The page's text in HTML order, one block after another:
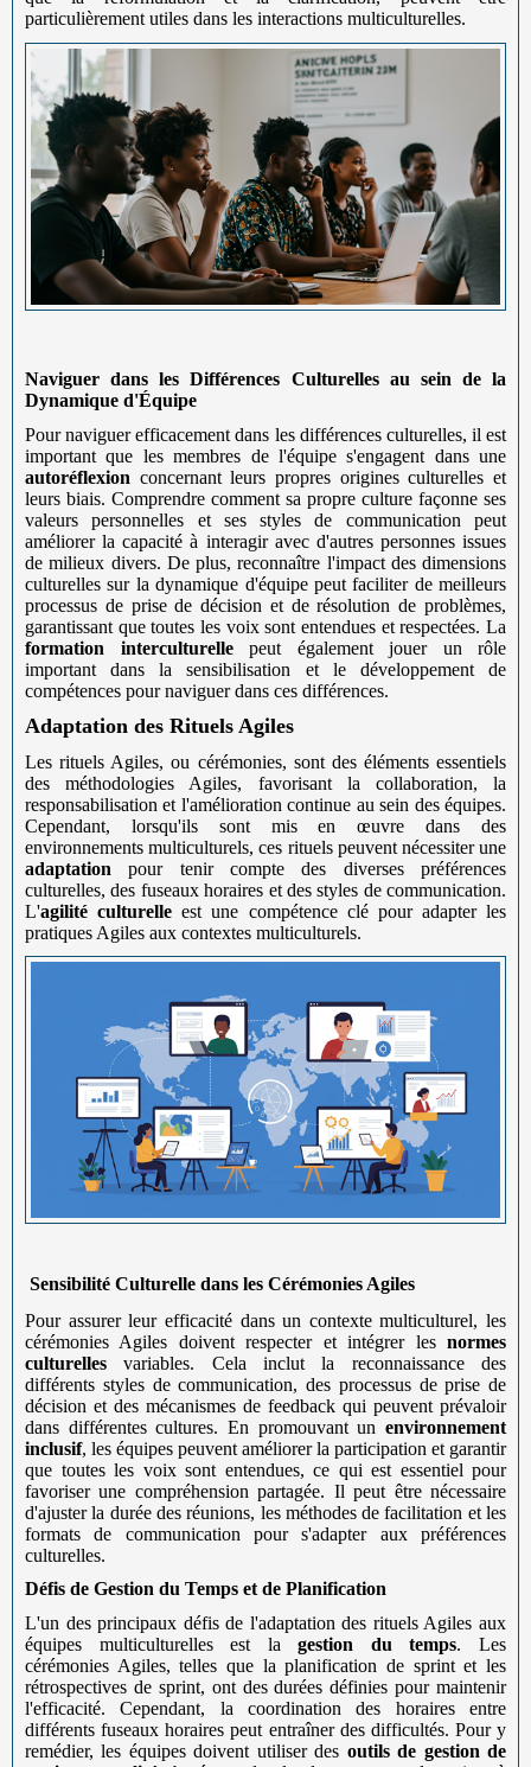
particulièrement utiles dans les interactions multiculturelles.
Naviguer dans les Différences Culturelles au sein de la
Dynamique d'Équipe
Pour naviguer efficacement dans les différences culturelles, il est
important que les membres de l'équipe s'engagent dans une
autoréflexion concernant leurs propres origines culturelles et
leurs biais. Comprendre comment sa propre culture façonne ses
valeurs personnelles et ses styles de communication peut
améliorer la capacité à interagir avec d'autres personnes issues
de milieux divers. De plus, reconnaître l'impact des dimensions
culturelles sur la dynamique d'équipe peut faciliter de meilleurs
processus de prise de décision et de résolution de problèmes,
garantissant que toutes les voix sont entendues et respectées. La
formation interculturellepeut également jouer un rôle
important dans la sensibilisation et le développement de
compétences pour naviguer dans ces différences.
Adaptation des Rituels Agiles
Les rituels Agiles, ou cérémonies, sont des éléments essentiels
des méthodologies Agiles, favorisant la collaboration, la
responsabilisation et l'amélioration continue au sein des équipes.
Cependant, lorsqu'ils sont mis en œuvre dans des
environnements multiculturels, ces rituels peuvent nécessiter une
adaptation pour tenir compte des diverses préférences
culturelles, des fuseaux horaires et des styles de communication.
L'agilité culturelle est une compétence clé pour adapter les
pratiques Agiles aux contextes multiculturels.
Sensibilité Culturelle dans les Cérémonies Agiles
Pour assurer leur efficacité dans un contexte multiculturel, les
cérémonies Agiles doivent respecter et intégrer les normes
culturelles variables. Cela inclut la reconnaissance des
différents styles de communication, des processus de prise de
décision et des mécanismes de feedback qui peuvent prévaloir
dans différentes cultures. En promouvant un environnement
inclusif, les équipes peuvent améliorer la participation et garantir
que toutes les voix sont entendues, ce qui est essentiel pour
favoriser une compréhension partagée. Il peut être nécessaire
d'ajuster la durée des réunions, les méthodes de facilitation et les
formats de communication pour s'adapter aux préférences
culturelles.
Défis de Gestion du Temps et de Planification
L'un des principaux défis de l'adaptation des rituels Agiles aux
équipes multiculturelles est lagestion du temps. Les
cérémonies Agiles, telles que la planification de sprint et les
rétrospectives de sprint, ont des durées définies pour maintenir
l'efficacité. Cependant, la coordination des horaires entre
différents fuseaux horaires peut entraîner des difficultés. Pour y
remédier, les équipes doivent utiliser des outils de gestion de